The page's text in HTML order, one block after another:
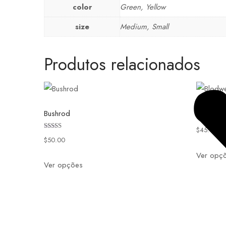
color
Green, Yellow
size
Medium, Small
Produtos relacionados
Bushrod
Avaliação
3.50
$50.00
Ver opções
$45.00
Ver